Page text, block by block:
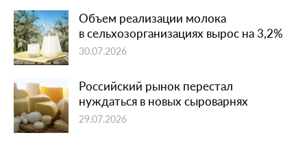
Объем реализации молока
в сельхозорганизациях вырос на 3,2%
30.07.2026
Российский рынок перестал
нуждаться в новых сыроварнях
29.07.2026